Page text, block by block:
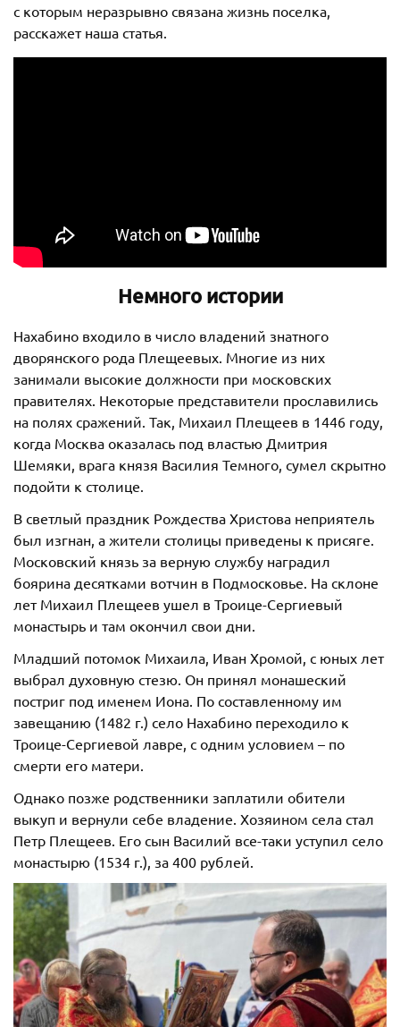
с которым неразрывно связана жизнь поселка,
расскажет наша статья.
Немного истории
Нахабино входило в число владений знатного
дворянского рода Плещеевых. Многие из них
занимали высокие должности при московских
правителях. Некоторые представители прославились
на полях сражений. Так, Михаил Плещеев в 1446 году,
когда Москва оказалась под властью Дмитрия
Шемяки, врага князя Василия Темного, сумел скрытно
подойти к столице.
В светлый праздник Рождества Христова неприятель
был изгнан, а жители столицы приведены к присяге.
Московский князь за верную службу наградил
боярина десятками вотчин в Подмосковье. На склоне
лет Михаил Плещеев ушел в Троице-Сергиевый
монастырь и там окончил свои дни.
Младший потомок Михаила, Иван Хромой, с юных лет
выбрал духовную стезю. Он принял монашеский
постриг под именем Иона. По составленному им
завещанию (1482 г.) село Нахабино переходило к
Троице-Сергиевой лавре, с одним условием – по
смерти его матери.
Однако позже родственники заплатили обители
выкуп и вернули себе владение. Хозяином села стал
Петр Плещеев. Его сын Василий все-таки уступил село
монастырю (1534 г.), за 400 рублей.